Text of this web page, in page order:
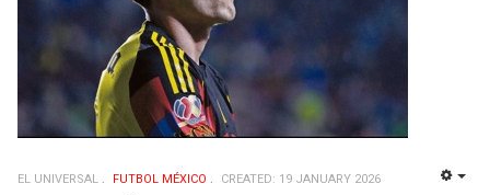
EL UNIVERSAL FUTBOL MÉXICO CREATED: 19 JANUARY 2026